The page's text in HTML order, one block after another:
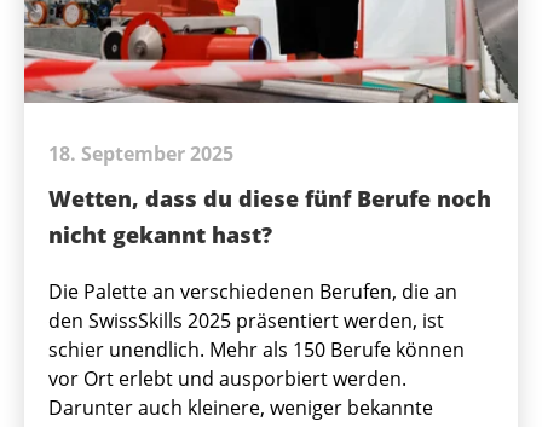
18. September 2025
Wetten, dass du diese fünf Berufe noch
nicht gekannt hast?
Die Palette an verschiedenen Berufen, die an
den SwissSkills 2025 präsentiert werden, ist
schier unendlich. Mehr als 150 Berufe können
vor Ort erlebt und ausporbiert werden.
Darunter auch kleinere, weniger bekannte